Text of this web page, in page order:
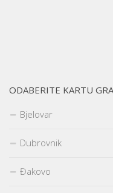
ODABERITE KARTU
Bjelovar
Dubrovnik
Đakovo